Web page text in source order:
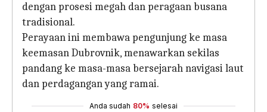
dengan prosesi megah dan peragaan busana
tradisional.
Perayaan ini membawa pengunjung ke masa
keemasan Dubrovnik, menawarkan sekilas
pandang ke masa-masa bersejarah navigasi laut
dan perdagangan yang ramai.
Anda sudah 80% selesai